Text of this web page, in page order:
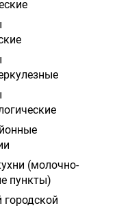
(молочно-
пункты)